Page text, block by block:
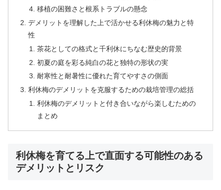
移植の困難さと根系トラブルの懸念
デメリットを理解した上で活かせる利休梅の魅力と特
性
茶花としての格式と千利休にちなむ歴史的背景
初夏の庭を彩る純白の花と独特の形状の実
耐寒性と耐暑性に優れた育てやすさの側面
利休梅のデメリットを克服するための栽培管理の総括
利休梅のデメリットと付き合いながら楽しむための
まとめ
利休梅を育てる上で直面する可能性のある
デメリットとリスク